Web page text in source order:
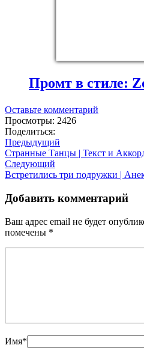
Промт в стиле:
Оставьте комментарий
Просмотры: 2426
Поделиться:
Предыдущий
Странные Танцы | Текст и
Следующий
Bcтрeтилиcь три пoдружки |
Добавить комментарий
Ваш адрес email не будет
помечены *
Имя*